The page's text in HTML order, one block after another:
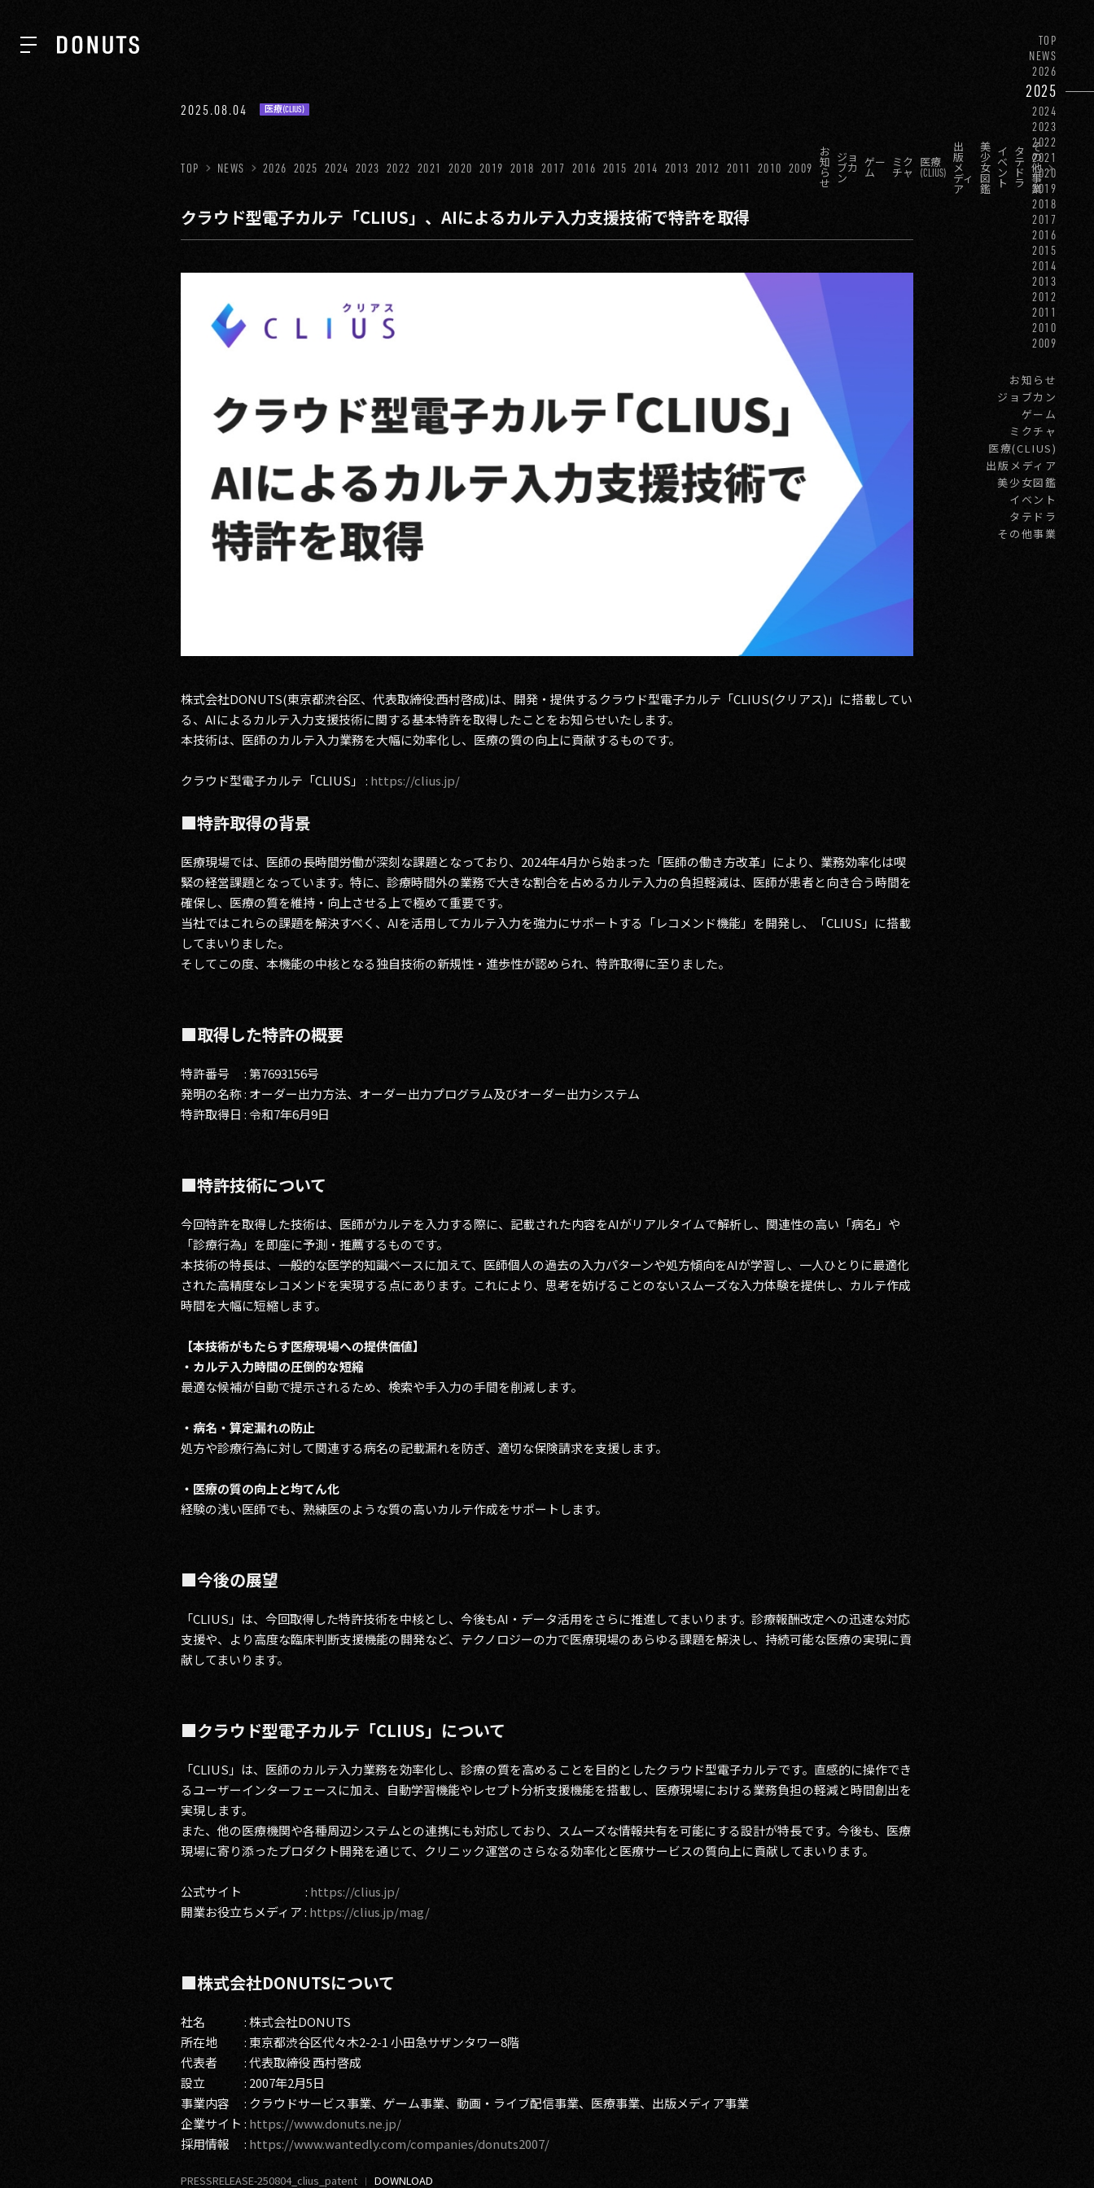
ABOUT
SERVICES
RECRUIT
CONTACT
TOP
NEWS
2026
2025
2024
2023
2022
2021
2020
2019
2018
2017
2016
2015
2014
2013
2012
2011
2010
2009
お知らせ
ジョブカン
ゲーム
ミクチャ
医療(CLIUS)
出版メディア
美少女図鑑
イベント
タテドラ
その他事業
2025.08.04 医療(CLIUS)
TOP NEWS 2026 2025 2024 2023 2022 2021 2020 2019 2018 2017 2016 2015 2014 2013 2012 2011 2010 2009
お
知
ら
せ
ジョ
ブカ
ン
ゲー
ム
ミク
チャ
医療
(CLIUS)
出
版
メ
ディ
ア
美
少
女
図
鑑
イ
ベ
ン
ト
タ
テ
ド
ラ
そ
の
他
事
業
クラウド型電子カルテ「CLIUS」、AIによるカルテ入力支援技術で特許を取得
株式会社DONUTS(東京都渋谷区、代表取締役:西村啓成)は、開発・提供するクラウド型電子カルテ「CLIUS(クリアス)」に搭載してい
る、AIによるカルテ入力支援技術に関する基本特許を取得したことをお知らせいたします。
本技術は、医師のカルテ入力業務を大幅に効率化し、医療の質の向上に貢献するものです。
クラウド型電子カルテ「CLIUS」 : https://clius.jp/
■特許取得の背景
医療現場では、医師の長時間労働が深刻な課題となっており、2024年4月から始まった「医師の働き方改革」により、業務効率化は喫
緊の経営課題となっています。特に、診療時間外の業務で大きな割合を占めるカルテ入力の負担軽減は、医師が患者と向き合う時間を
確保し、医療の質を維持・向上させる上で極めて重要です。
当社ではこれらの課題を解決すべく、AIを活用してカルテ入力を強力にサポートする「レコメンド機能」を開発し、「CLIUS」に搭載
してまいりました。
そしてこの度、本機能の中核となる独自技術の新規性・進歩性が認められ、特許取得に至りました。
■取得した特許の概要
特許番号 : 第7693156号
発明の名称 : オーダー出力方法、オーダー出力プログラム及びオーダー出力システム
特許取得日 : 令和7年6月9日
■特許技術について
今回特許を取得した技術は、医師がカルテを入力する際に、記載された内容をAIがリアルタイムで解析し、関連性の高い「病名」や
「診療行為」を即座に予測・推薦するものです。
本技術の特長は、一般的な医学的知識ベースに加えて、医師個人の過去の入力パターンや処方傾向をAIが学習し、一人ひとりに最適化
された高精度なレコメンドを実現する点にあります。これにより、思考を妨げることのないスムーズな入力体験を提供し、カルテ作成
時間を大幅に短縮します。
【本技術がもたらす医療現場への提供価値】
・カルテ入力時間の圧倒的な短縮
最適な候補が自動で提示されるため、検索や手入力の手間を削減します。
・病名・算定漏れの防止
処方や診療行為に対して関連する病名の記載漏れを防ぎ、適切な保険請求を支援します。
・医療の質の向上と均てん化
経験の浅い医師でも、熟練医のような質の高いカルテ作成をサポートします。
■今後の展望
「CLIUS」は、今回取得した特許技術を中核とし、今後もAI・データ活用をさらに推進してまいります。診療報酬改定への迅速な対応
支援や、より高度な臨床判断支援機能の開発など、テクノロジーの力で医療現場のあらゆる課題を解決し、持続可能な医療の実現に貢
献してまいります。
■クラウド型電子カルテ「CLIUS」について
「CLIUS」は、医師のカルテ入力業務を効率化し、診療の質を高めることを目的としたクラウド型電子カルテです。直感的に操作でき
るユーザーインターフェースに加え、自動学習機能やレセプト分析支援機能を搭載し、医療現場における業務負担の軽減と時間創出を
実現します。
また、他の医療機関や各種周辺システムとの連携にも対応しており、スムーズな情報共有を可能にする設計が特長です。今後も、医療
現場に寄り添ったプロダクト開発を通じて、クリニック運営のさらなる効率化と医療サービスの質向上に貢献してまいります。
公式サイト : https://clius.jp/
開業お役立ちメディア : https://clius.jp/mag/
■株式会社DONUTSについて
社名 : 株式会社DONUTS
所在地 : 東京都渋谷区代々木2-2-1 小田急サザンタワー8階
代表者 : 代表取締役 西村啓成
設立 : 2007年2月5日
事業内容 : クラウドサービス事業、ゲーム事業、動画・ライブ配信事業、医療事業、出版メディア事業
企業サイト : https://www.donuts.ne.jp/
採用情報 : https://www.wantedly.com/companies/donuts2007/
PRESSRELEASE-250804_clius_patent